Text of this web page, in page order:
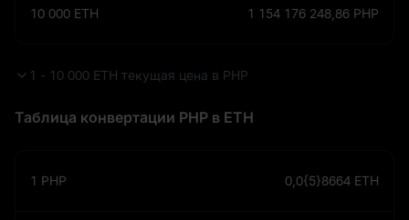
Таблица конвертации PHP в ETH
10 000 ETH 1 154 176 248,86 PHP
1 PHP 0,0{5}8664 ETH
1 - 10 000 ETH текущая цена в PHP